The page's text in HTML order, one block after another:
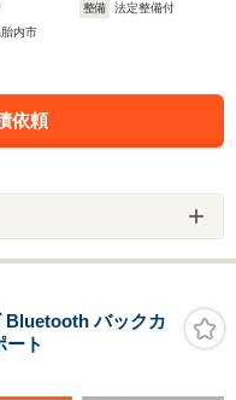
整備
法定整備付
内市
依頼
バックカ
ート